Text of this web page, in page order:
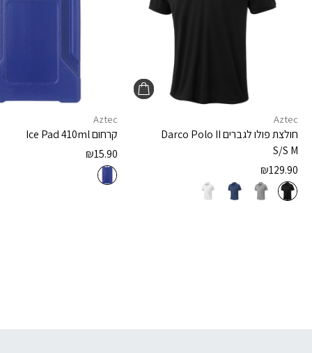
Aztec
חולצת פולו לגבריםDarco Polo II
S/S M
₪129.90
Aztec
קרחוםIce Pad 410ml
₪15.90